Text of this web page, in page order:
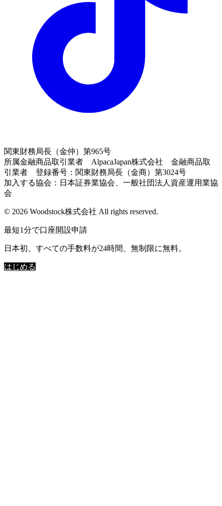
関東財務局長（金仲）第965号
所属金融商品取引業者 AlpacaJapan株式会社 金融商品取
引業者 登録番号：関東財務局長（金商）第3024号
加入する協会：日本証券業協会、一般社団法人資産運用業協
会
© 2026 Woodstock株式会社 All rights reserved.
最短1分で口座開設申請
日本初、すべての手数料が24時間、無制限に無料。
はじめる